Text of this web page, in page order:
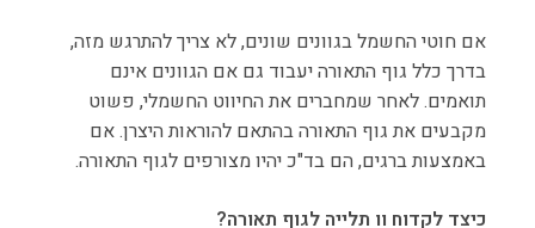
אם חוטי החשמל בגוונים שונים, לא צריך להתרגש מזה,
בדרך כלל גוף התאורה יעבוד גם אם הגוונים אינם
תואמים. לאחר שמחברים את החיווט החשמלי, פשוט
מקבעים את גוף התאורה בהתאם להוראות היצרן. אם
באמצעות ברגים, הם בד"כ יהיו מצורפים לגוף התאורה.
כיצד לקדוח וו תלייה לגוף תאורה?